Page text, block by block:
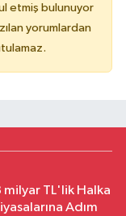
etmiş bulunuyor
yorumlardan
TL'lik Halka
Adım